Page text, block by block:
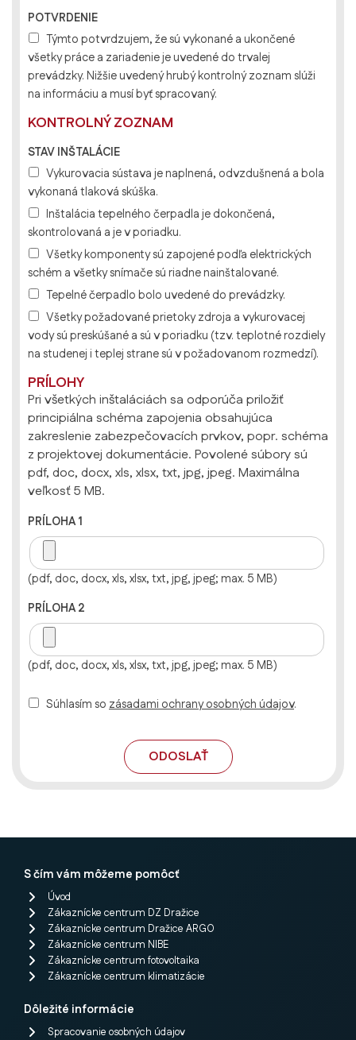
POTVRDENIE
Týmto potvrdzujem, že sú vykonané a ukončené
všetky práce a zariadenie je uvedené do trvalej
prevádzky. Nižšie uvedený hrubý kontrolný zoznam slúži
na informáciu a musí byť spracovaný.
KONTROLNÝ ZOZNAM
STAV INŠTALÁCIE
Vykurovacia sústava je naplnená, odvzdušnená a bola
vykonaná tlaková skúška.
Inštalácia tepelného čerpadla je dokončená,
skontrolovaná a je v poriadku.
Všetky komponenty sú zapojené podľa elektrických
schém a všetky snímače sú riadne nainštalované.
Tepelné čerpadlo bolo uvedené do prevádzky.
Všetky požadované prietoky zdroja a vykurovacej
vody sú preskúšané a sú v poriadku (tzv. teplotné rozdiely
na studenej i teplej strane sú v požadovanom rozmedzí).
PRÍLOHY
Pri všetkých inštaláciách sa odporúča priložiť
principiálna schéma zapojenia obsahujúca
zakreslenie zabezpečovacích prvkov, popr. schéma
z projektovej dokumentácie. Povolené súbory sú
pdf, doc, docx, xls, xlsx, txt, jpg, jpeg. Maximálna
veľkosť 5 MB.
PRÍLOHA 1
(pdf, doc, docx, xls, xlsx, txt, jpg, jpeg; max. 5 MB)
PRÍLOHA 2
(pdf, doc, docx, xls, xlsx, txt, jpg, jpeg; max. 5 MB)
Súhlasím so zásadami ochrany osobných údajov.
ODOSLAŤ
S čím vám môžeme pomôcť
Úvod
Zákaznícke centrum DZ Dražice
Zákaznícke centrum Dražice ARGO
Zákaznícke centrum NIBE
Zákaznícke centrum fotovoltaika
Zákaznícke centrum klimatizácie
Dôležité informácie
Spracovanie osobných údajov